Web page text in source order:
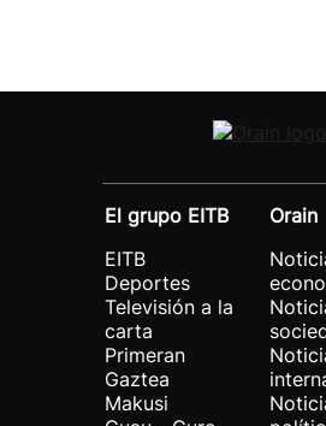
El grupo EITB
EITB
Deportes
Televisión a la
carta
Primeran
Gaztea
Makusi
Orain